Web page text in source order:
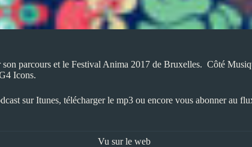
parcours et le Festival Anima 2017 de Bruxelles. Côté
Icons.
surItunes, télécharger le mp3 ou encore vous abonner au
Vu sur le web